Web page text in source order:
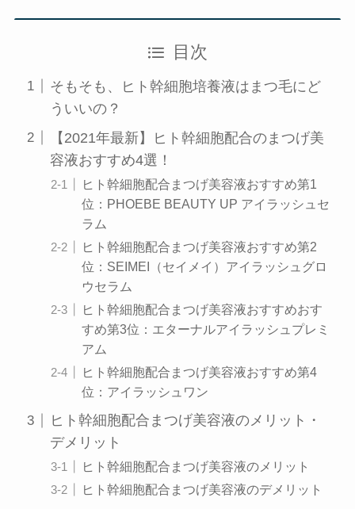
目次
そもそも、ヒト幹細胞培養液はまつ毛にど
ういいの？
【2021年最新】ヒト幹細胞配合のまつげ美
容液おすすめ4選！
ヒト幹細胞配合まつげ美容液おすすめ第1
位：PHOEBE BEAUTY UP アイラッシュセ
ラム
ヒト幹細胞配合まつげ美容液おすすめ第2
位：SEIMEI（セイメイ）アイラッシュグロ
ウセラム
ヒト幹細胞配合まつげ美容液おすすめおす
すめ第3位：エターナルアイラッシュプレミ
アム
ヒト幹細胞配合まつげ美容液おすすめ第4
位：アイラッシュワン
ヒト幹細胞配合まつげ美容液のメリット・
デメリット
ヒト幹細胞配合まつげ美容液のメリット
ヒト幹細胞配合まつげ美容液のデメリット